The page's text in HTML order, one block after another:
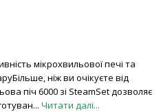
мікрохвильової печі та
ніж ви очікуєте від
піч 6000 зі SteamSet дозволяє
Читати далі...